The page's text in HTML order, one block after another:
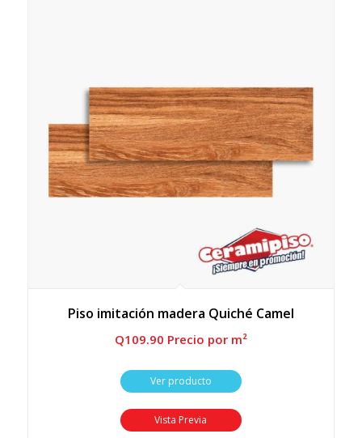
Piso imitación madera Quiché Camel
Q109.90 Precio por m²
Ver producto
Vista Previa